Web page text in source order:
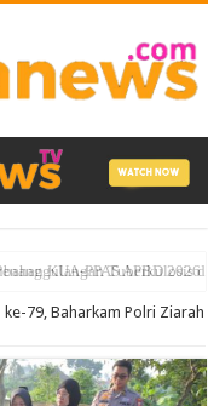
Tuberkulosis
79, Baharkam Polri Ziarah